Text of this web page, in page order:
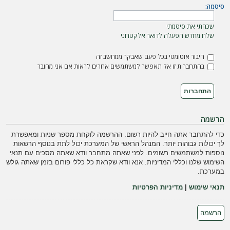
סיסמה:
שכחתי את סיסמתי
שלח מחדש הפעלה לדואר אלקטרוני
חיבור אוטומטי בכל פעם שאבקר ממחשב זה
בהתחברות זו אל תאפשר למשתמשים אחרים לראות אם אני מחובר
הרשמה
כדי להתחבר אתה חייב להיות רשום. ההרשמה לוקחת מספר שניות ומאפשרת
לך יכולות גבוהות יותר. המנהל הראשי של המערכת יכול לתת בנוסף הרשאות
נוספות למשתמשים רשומים. לפני שאתה מתחבר וודא שאתה מסכים עם תנאי
השימוש שלנו וכללי המדיניות. אנא וודא שקראת כל כללי פורום בזמן שאתה גולש
במערכת.
תנאי שימוש |מדיניות הפרטיות
הרשמה